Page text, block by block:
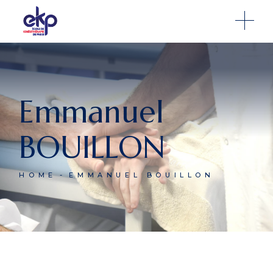
Emmanuel
BOUILLON
HOME EMMANUEL BOUILLON